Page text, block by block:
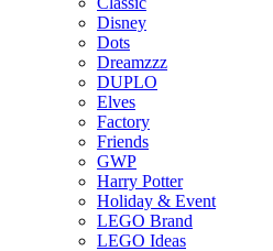
Disney
Dots
Dreamzzz
DUPLO
Elves
Factory
Friends
GWP
Harry Potter
Holiday & Event
LEGO Brand
LEGO Ideas